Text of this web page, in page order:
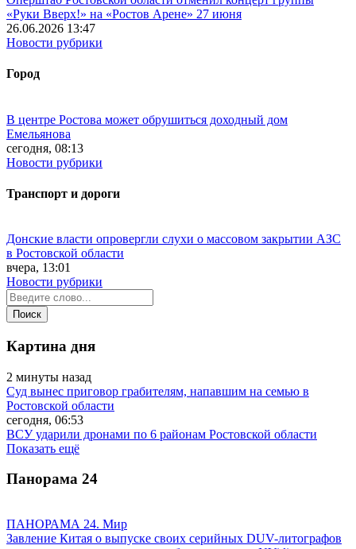
«Руки Вверх!» на «Ростов Арене» 27 июня
26.06.2026 13:47
Новости рубрики
Город
В центре Ростова может обрушиться доходный дом
Емельянова
сегодня, 08:13
Новости рубрики
Транспорт и дороги
Донские власти опровергли слухи о массовом закрытии АЗС
в Ростовской области
вчера, 13:01
Новости рубрики
Картина дня
2 минуты назад
Суд вынес приговор грабителям, напавшим на семью в
Ростовской области
сегодня, 06:53
ВСУ ударили дронами по 6 районам Ростовской области
Показать ещё
Панорама 24
ПАНОРАМА 24. Мир
Завление Китая о выпуске своих серийных DUV-литографов